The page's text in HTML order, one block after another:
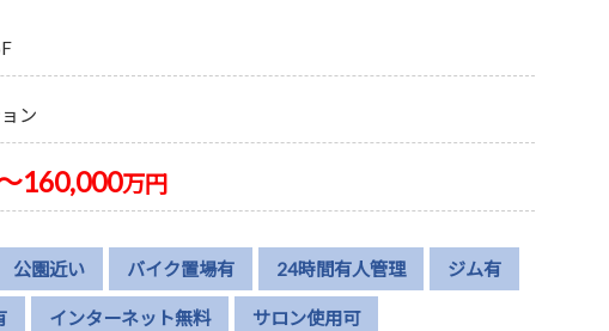
ン
160,000万円
公園近い バイク置場有 24時間有人管理 ジム有
インターネット無料 サロン使用可